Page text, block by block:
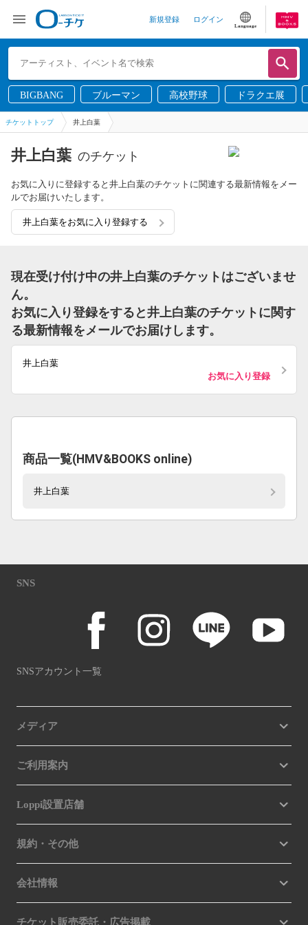
新規登録 ログイン
Language
BIGBANG ブルーマン 高校野球 ドラクエ展
チケットトップ 井上白葉
井上白葉 のチケット
お気に入りに登録すると井上白葉のチケットに関連する最新情報をメー
ルでお届けいたします。
井上白葉をお気に入り登録する
現在受け付け中の井上白葉のチケットはございませ
ん。
お気に入り登録をすると井上白葉のチケットに関す
る最新情報をメールでお届けします。
井上白葉
お気に入り登録
商品一覧(HMV&BOOKS online)
井上白葉
SNS
SNSアカウント一覧
メディア
ご利用案内
Loppi設置店舗
規約・その他
会社情報
チケット販売委託・広告掲載